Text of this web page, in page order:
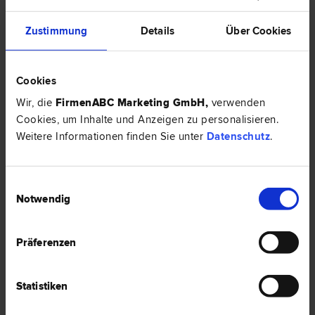
Zustimmung Details Über Cookies
Cookies
Wir, die FirmenABC Marketing GmbH, verwenden
Cookies, um Inhalte und Anzeigen zu personalisieren.
Weitere Informationen finden Sie unter Datenschutz.
Notwendig
Präferenzen
Statistiken
In der Berufungsentscheidung wird nämlich sowohl
Milderungsgrundes (
dessen Vorliegen abgesprochen.
unzureichende Gewichtung einer überlangen
muss Berufung einlegen.